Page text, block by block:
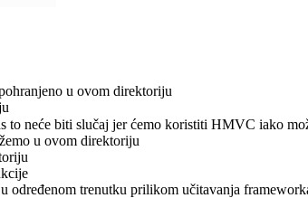
u ovom direktoriju
to neće biti slučaj jer ćemo koristiti HMVC iako
u ovom direktoriju
određenom trenutku prilikom učitavanja